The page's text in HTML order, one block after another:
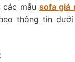
mẫu sofa giá
thông tin